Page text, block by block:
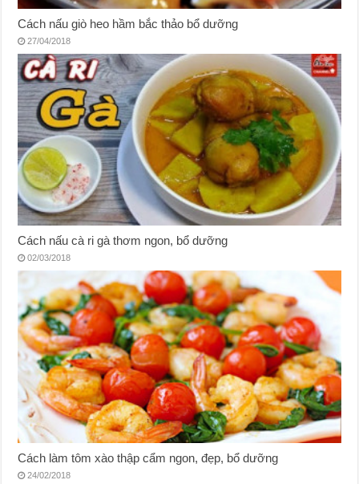
Cách nấu giò heo hầm bắc thảo bổ dưỡng
27/04/2018
Cách nấu cà ri gà thơm ngon, bổ dưỡng
02/03/2018
Cách làm tôm xào thập cẩm ngon, đẹp, bổ dưỡng
24/02/2018